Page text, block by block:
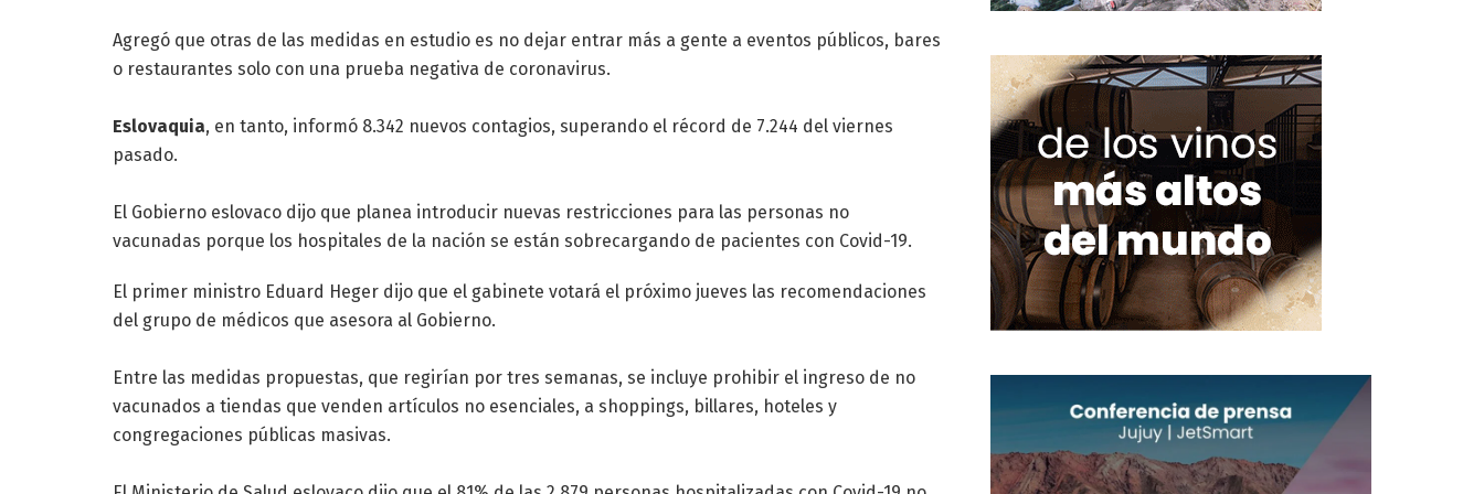
Agregó que otras de las medidas en estudio es no dejar entrar más a gente a eventos públicos, bares
o restaurantes solo con una prueba negativa de coronavirus.
Eslovaquia, en tanto, informó 8.342 nuevos contagios, superando el récord de 7.244 del viernes
pasado.
El Gobierno eslovaco dijo que planea introducir nuevas restricciones para las personas no
vacunadas porque los hospitales de la nación se están sobrecargando de pacientes con Covid-19.
El primer ministro Eduard Heger dijo que el gabinete votará el próximo jueves las recomendaciones
del grupo de médicos que asesora al Gobierno.
Entre las medidas propuestas, que regirían por tres semanas, se incluye prohibir el ingreso de no
vacunados a tiendas que venden artículos no esenciales, a shoppings, billares, hoteles y
congregaciones públicas masivas.